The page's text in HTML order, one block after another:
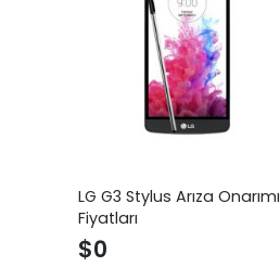
LG G3 Stylus Arıza Onarımı
Fiyatları
$0